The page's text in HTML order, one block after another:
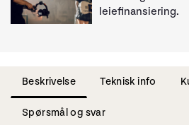
leiefinansiering.
Beskrivelse Teknisk info
Spørsmål og svar